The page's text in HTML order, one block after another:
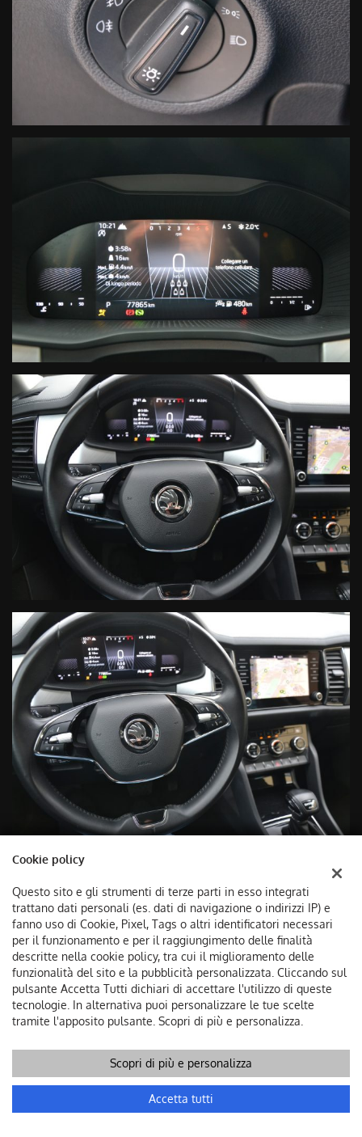
Contatta un consulente
Cookie policy
Questo sito e gli strumenti di terze parti in esso integrati
trattano dati personali (es. dati di navigazione o indirizzi IP) e
fanno uso di Cookie, Pixel, Tags o altri identificatori necessari
per il funzionamento e per il raggiungimento delle finalità
descritte nella cookie policy, tra cui il miglioramento delle
funzionalità del sito e la pubblicità personalizzata. Cliccando sul
pulsante Accetta Tutti dichiari di accettare l'utilizzo di queste
tecnologie. In alternativa puoi personalizzare le tue scelte
tramite l'apposito pulsante. Scopri di più e personalizza.
Scopri di più e personalizza
Accetta tutti